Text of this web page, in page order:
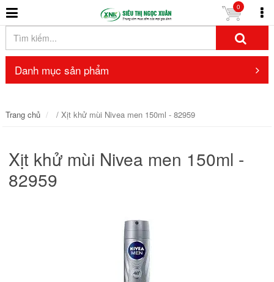
0
Danh mục sản phẩm
Trang chủ / Xịt khử mùi Nivea men 150ml - 82959
Xịt khử mùi Nivea men 150ml -
82959